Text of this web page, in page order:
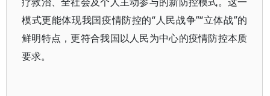
模式更能体现我国疫情防控的“人民战争”“立体战”的
鲜明特点，更符合我国以人民为中心的疫情防控本质
要求。